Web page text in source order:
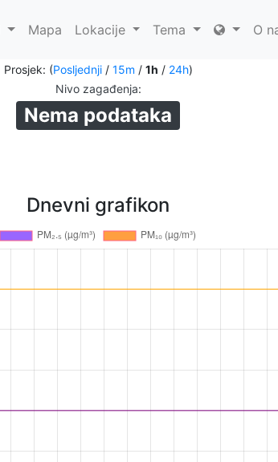
Mapa Lokacije Tema O
Prosjek: (Posljednji/ 15m / 1h / 24h)
Nivo zagađenja:
Nema podataka
Dnevni grafikon